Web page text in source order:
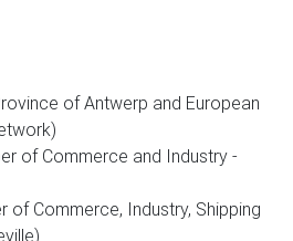
of Antwerp and European
of Commerce and Industry -
of Commerce, Industry, Shipping